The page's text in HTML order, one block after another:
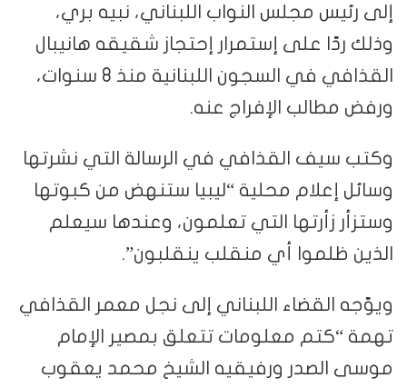
إلى رئيس مجلس النواب اللبناني، نبيه بري،
وذلك ردّا على إستمرار إحتجاز شقيقه هانيبال
القذافي في السجون اللبنانية منذ 8 سنوات،
ورفض مطالب الإفراج عنه.
وكتب سيف القذافي في الرسالة التي نشرتها
وسائل إعلام محلية “ليبيا ستنهض من كبوتها
وستزأر زأرتها التي تعلمون، وعندها سيعلم
الذين ظلموا أي منقلب ينقلبون”.
ويوّجه القضاء اللبناني إلى نجل معمر القذافي
تهمة “كتم معلومات تتعلق بمصير الإمام
موسى الصدر ورفيقيه الشيخ محمد يعقوب